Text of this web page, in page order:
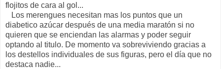
flojitos de cara al gol...
Los merengues necesitan mas los puntos que un
diabetico azúcar después de una media maratón si no
quieren que se enciendan las alarmas y poder seguir
optando al titulo. De momento va sobreviviendo gracias a
los destellos individuales de sus figuras, pero el día que no
destaca nadie...